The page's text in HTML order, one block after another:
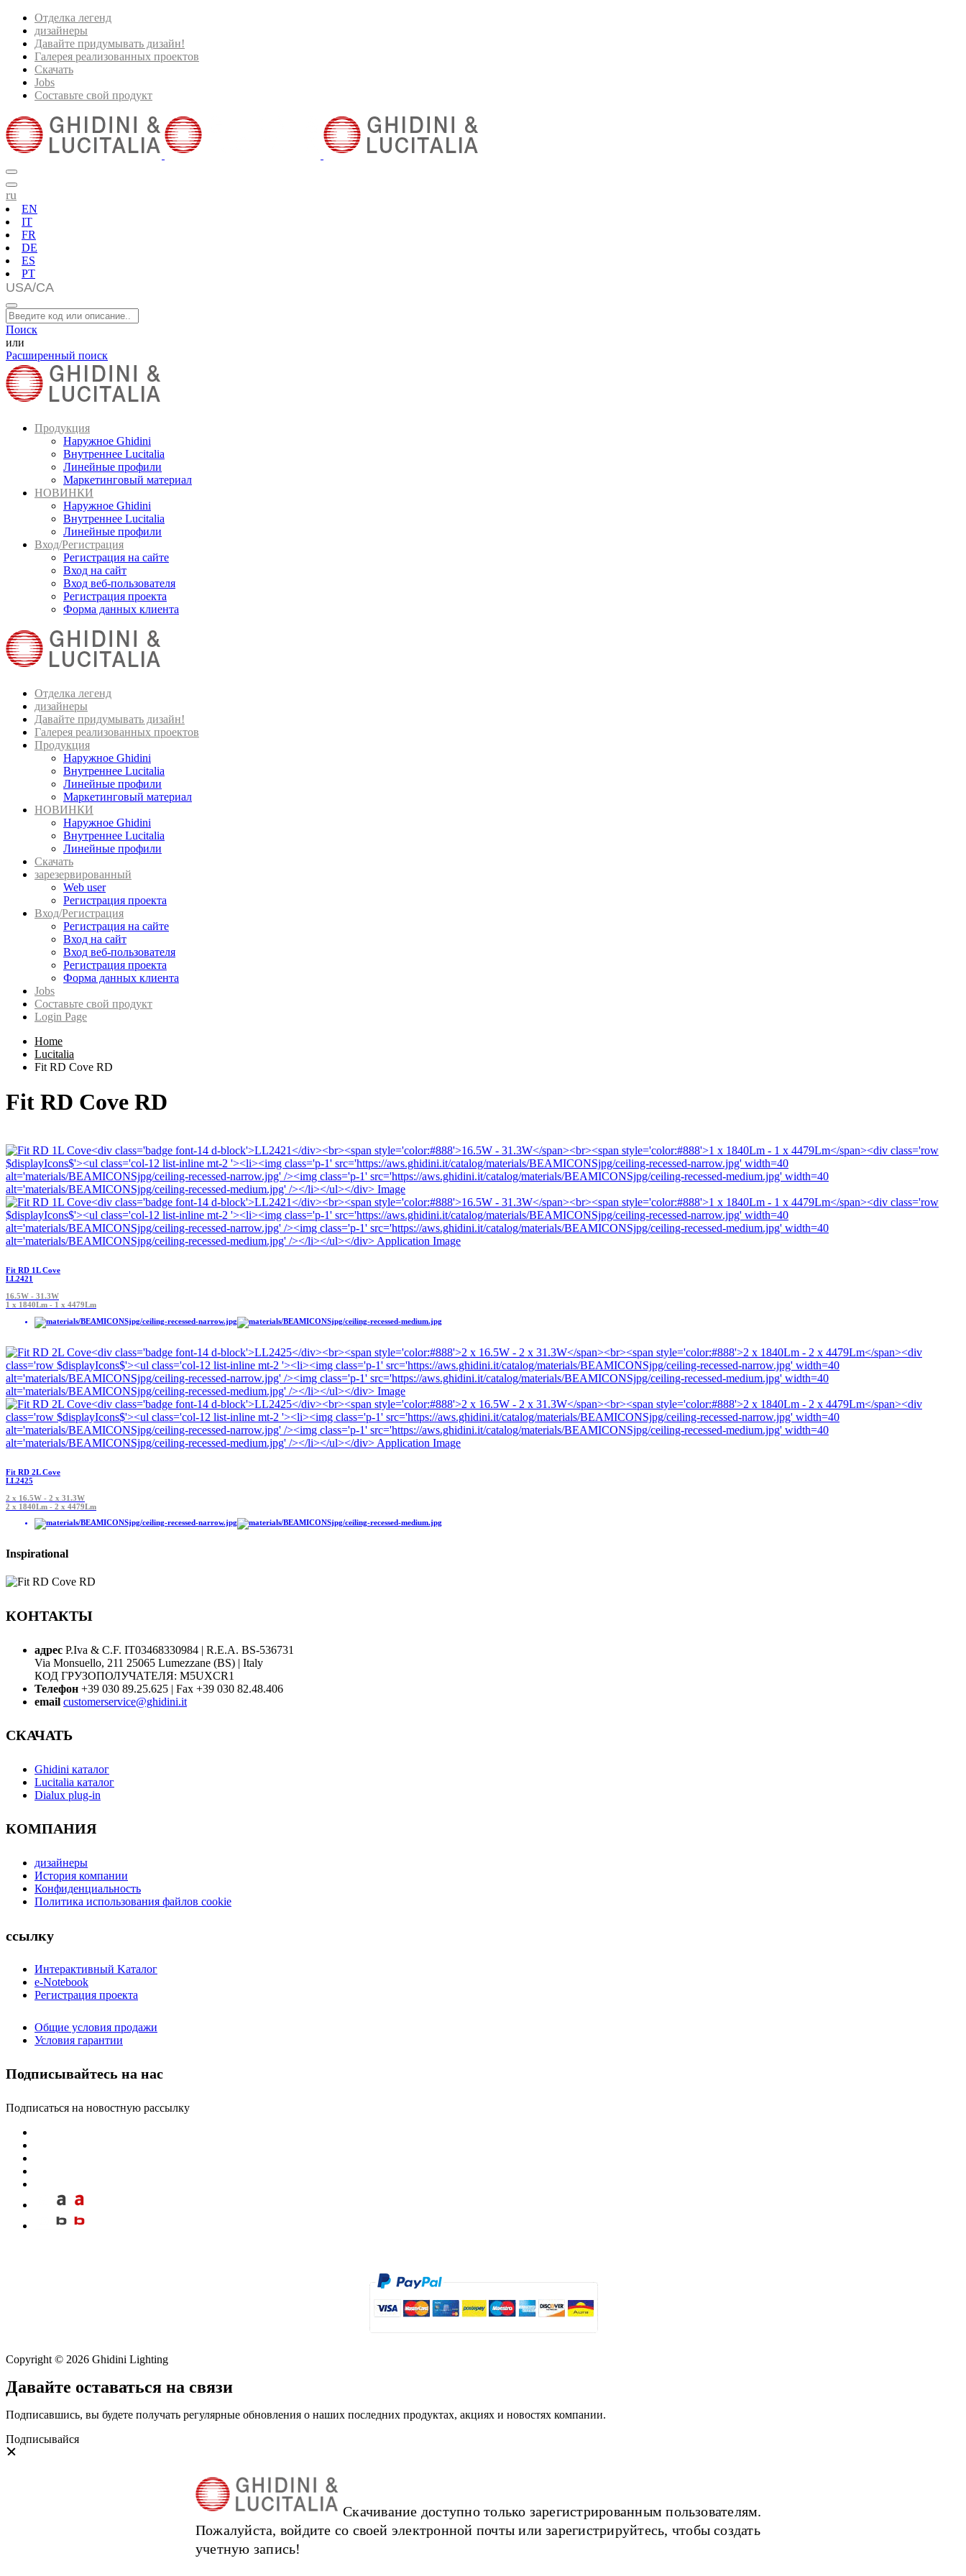
Отделка легенд
дизайнеры
Давайте придумывать дизайн!
Галерея реализованных проектов
Скачать
Jobs
Составьте свой продукт
ru
EN
IT
FR
DE
ES
PT
Поиск
или
Расширенный поиск
Продукция
Наружное Ghidini
Внутреннее Lucitalia
Линейные профили
Маркетинговый материал
НОВИНКИ
Наружное Ghidini
Внутреннее Lucitalia
Линейные профили
Вход/Регистрация
Регистрация на сайте
Вход на сайт
Вход веб-пользователя
Регистрация проекта
Форма данных клиента
Отделка легенд
дизайнеры
Давайте придумывать дизайн!
Галерея реализованных проектов
Продукция
Наружное Ghidini
Внутреннее Lucitalia
Линейные профили
Маркетинговый материал
НОВИНКИ
Наружное Ghidini
Внутреннее Lucitalia
Линейные профили
Скачать
зарезервированный
Web user
Регистрация проекта
Вход/Регистрация
Регистрация на сайте
Вход на сайт
Вход веб-пользователя
Регистрация проекта
Форма данных клиента
Jobs
Составьте свой продукт
Login Page
Home
Lucitalia
Fit RD Cove RD
Fit RD Cove RD
Fit RD 1L Cove
LL2421
16.5W - 31.3W
1 x 1840Lm - 1 x 4479Lm
Fit RD 2L Cove
LL2425
2 x 16.5W - 2 x 31.3W
2 x 1840Lm - 2 x 4479Lm
Inspirational
КОНТАКТЫ
адрес P.Iva & C.F. IT03468330984 | R.E.A. BS-536731
Via Monsuello, 211 25065 Lumezzane (BS) | Italy
КОД ГРУЗОПОЛУЧАТЕЛЯ: M5UXCR1
Телефон +39 030 89.25.625 | Fax +39 030 82.48.406
email customerservice@ghidini.it
СКАЧАТЬ
Ghidini каталог
Lucitalia каталог
Dialux plug-in
КОМПАНИЯ
дизайнеры
История компании
Конфиденциальность
Политика использования файлов cookie
ссылку
Интерактивный Kаталог
e-Notebook
Регистрация проекта
Общие условия продажи
Условия гарантии
Подписывайтесь на нас
Подписаться на новостную рассылку
Copyright © 2026 Ghidini Lighting
Давайте оставаться на связи
Подписавшись, вы будете получать регулярные обновления о наших последних продуктах, акциях и новостях компании.
Подписывайся
Скачивание доступно только зарегистрированным пользователям.
Пожалуйста, войдите со своей электронной почты или зарегистрируйтесь, чтобы создать
учетную запись!